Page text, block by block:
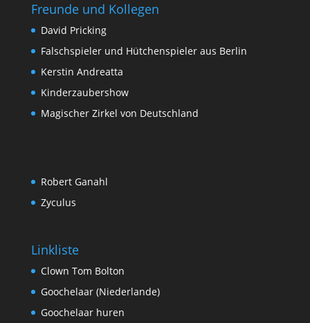
Freunde und Kollegen
David Pricking
Falschspieler und Hütchenspieler aus Berlin
Kerstin Andreatta
Kinderzaubershow
Magischer Zirkel von Deutschland
Robert Ganahl
Zyculus
Linkliste
Clown Tom Bolton
Goochelaar (Niederlande)
Goochelaar huren